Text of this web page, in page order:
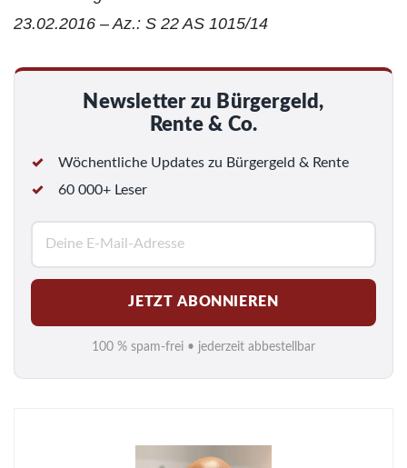
23.02.2016 – Az.: S 22 AS 1015/14
Newsletter zu Bürgergeld,
Rente & Co.
Wöchentliche Updates zu Bürgergeld & Rente
60 000+ Leser
M
a
i
l
*
JETZT ABONNIEREN
100 % spam-frei • jederzeit abbestellbar